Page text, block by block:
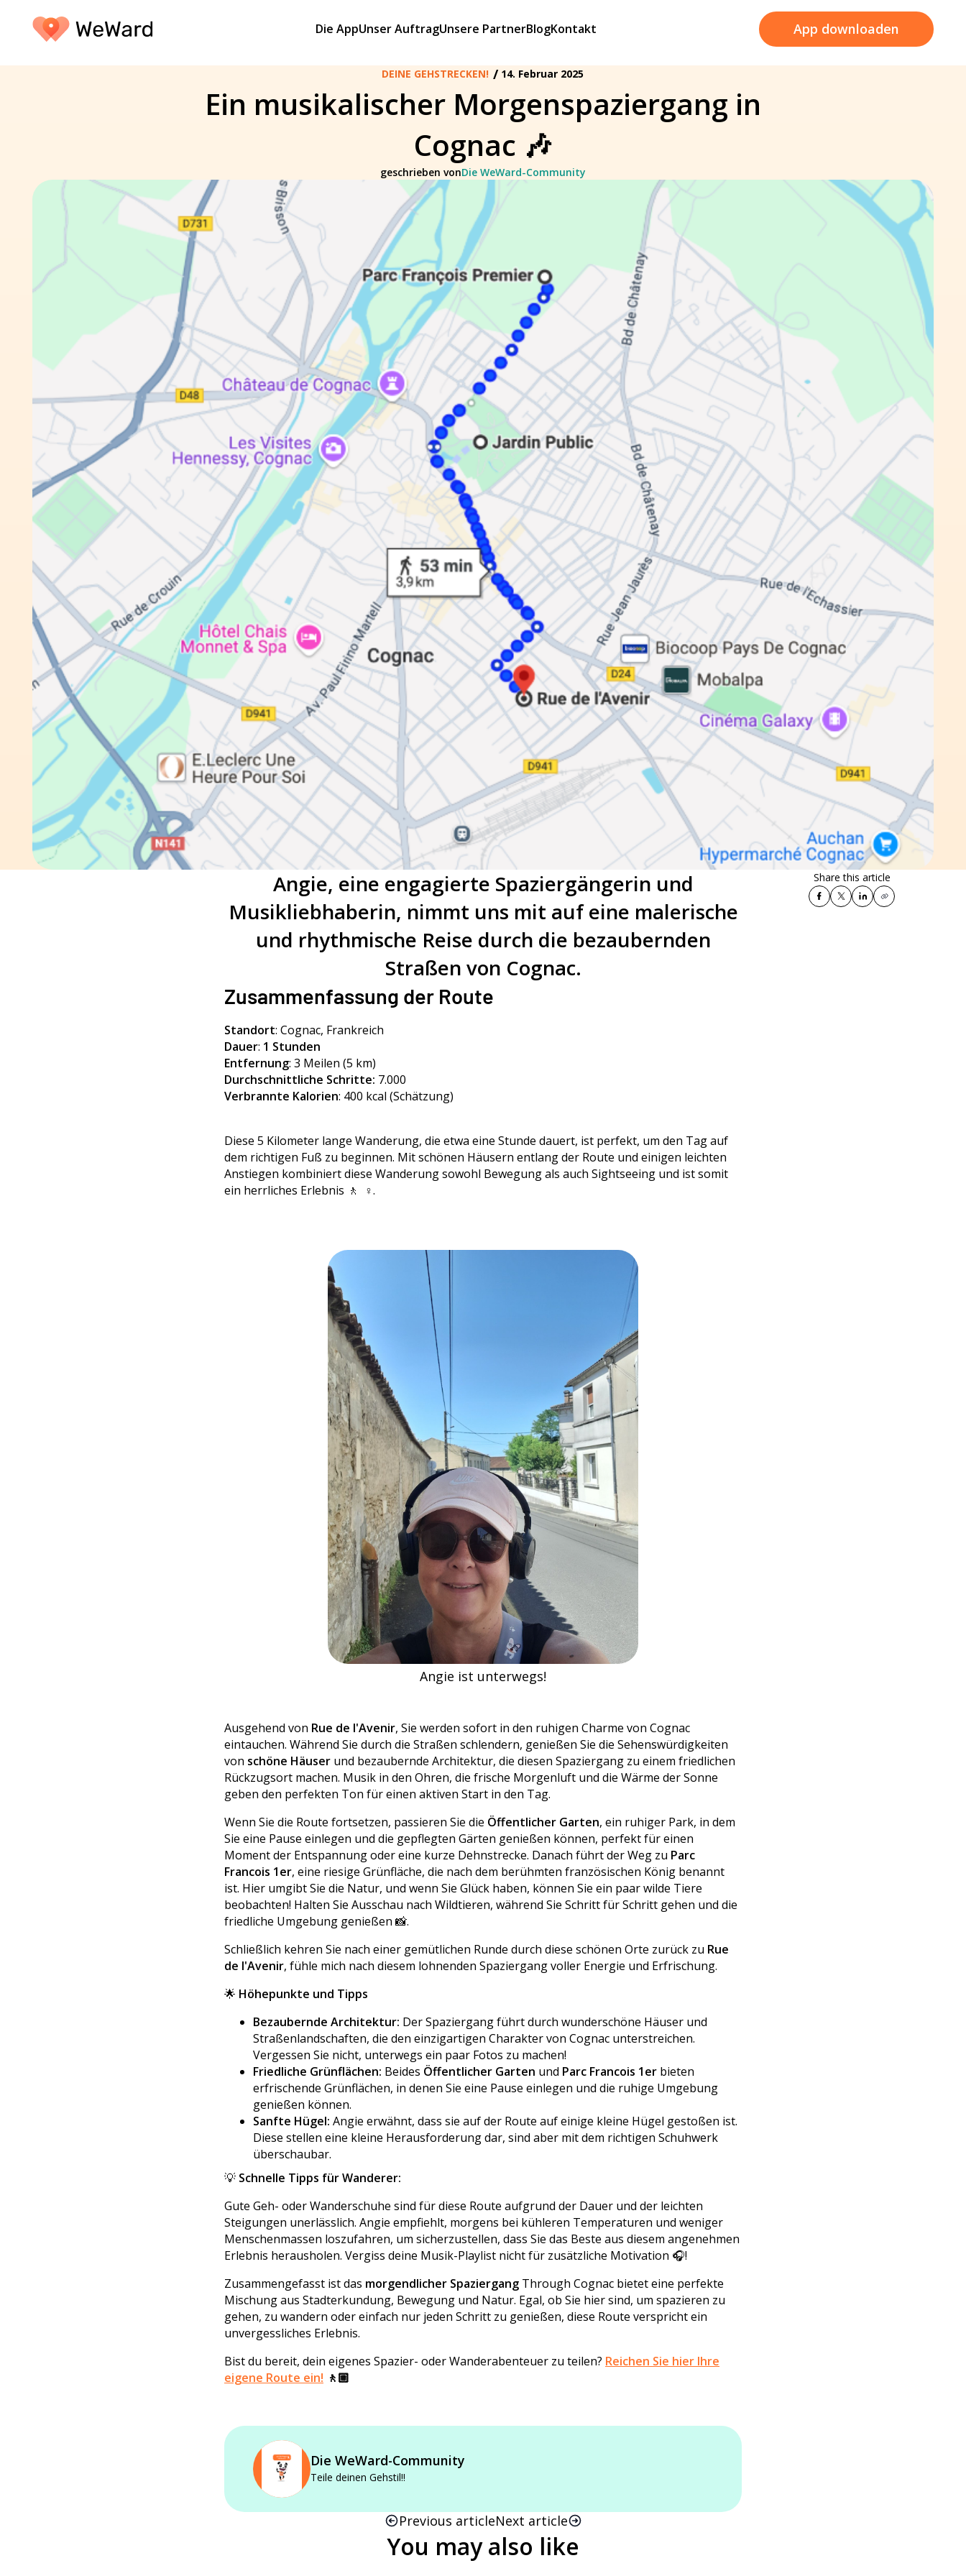
Die AppUnser AuftragUnsere PartnerBlogKontakt App downloaden
DEINE GEHSTRECKEN! / 14. Februar 2025
Ein musikalischer Morgenspaziergang in
Cognac 🎶
geschrieben vonDie WeWard-Community
Angie, eine engagierte Spaziergängerin und
Musikliebhaberin, nimmt uns mit auf eine malerische
und rhythmische Reise durch die bezaubernden
Straßen von Cognac.
Zusammenfassung der Route
Standort: Cognac, Frankreich
Dauer: 1 Stunden
Entfernung: 3 Meilen (5 km)
Durchschnittliche Schritte: 7.000
Verbrannte Kalorien: 400 kcal (Schätzung)
Diese 5 Kilometer lange Wanderung, die etwa eine Stunde dauert, ist perfekt, um den Tag auf
dem richtigen Fuß zu beginnen. Mit schönen Häusern entlang der Route und einigen leichten
Anstiegen kombiniert diese Wanderung sowohl Bewegung als auch Sightseeing und ist somit
ein herrliches Erlebnis 🚶 ‍ ♀️.
Angie ist unterwegs!
Ausgehend von Rue de l'Avenir, Sie werden sofort in den ruhigen Charme von Cognac
eintauchen. Während Sie durch die Straßen schlendern, genießen Sie die Sehenswürdigkeiten
von schöne Häuser und bezaubernde Architektur, die diesen Spaziergang zu einem friedlichen
Rückzugsort machen. Musik in den Ohren, die frische Morgenluft und die Wärme der Sonne
geben den perfekten Ton für einen aktiven Start in den Tag.
Wenn Sie die Route fortsetzen, passieren Sie die Öffentlicher Garten, ein ruhiger Park, in dem
Sie eine Pause einlegen und die gepflegten Gärten genießen können, perfekt für einen
Moment der Entspannung oder eine kurze Dehnstrecke. Danach führt der Weg zu Parc
Francois 1er, eine riesige Grünfläche, die nach dem berühmten französischen König benannt
ist. Hier umgibt Sie die Natur, und wenn Sie Glück haben, können Sie ein paar wilde Tiere
beobachten! Halten Sie Ausschau nach Wildtieren, während Sie Schritt für Schritt gehen und die
friedliche Umgebung genießen 📸.
Schließlich kehren Sie nach einer gemütlichen Runde durch diese schönen Orte zurück zu Rue
de l'Avenir, fühle mich nach diesem lohnenden Spaziergang voller Energie und Erfrischung.
🌟 Höhepunkte und Tipps
Bezaubernde Architektur: Der Spaziergang führt durch wunderschöne Häuser und
Straßenlandschaften, die den einzigartigen Charakter von Cognac unterstreichen.
Vergessen Sie nicht, unterwegs ein paar Fotos zu machen!
Friedliche Grünflächen: Beides Öffentlicher Garten und Parc Francois 1er bieten
erfrischende Grünflächen, in denen Sie eine Pause einlegen und die ruhige Umgebung
genießen können.
Sanfte Hügel: Angie erwähnt, dass sie auf der Route auf einige kleine Hügel gestoßen ist.
Diese stellen eine kleine Herausforderung dar, sind aber mit dem richtigen Schuhwerk
überschaubar.
💡 Schnelle Tipps für Wanderer:
Gute Geh- oder Wanderschuhe sind für diese Route aufgrund der Dauer und der leichten
Steigungen unerlässlich. Angie empfiehlt, morgens bei kühleren Temperaturen und weniger
Menschenmassen loszufahren, um sicherzustellen, dass Sie das Beste aus diesem angenehmen
Erlebnis herausholen. Vergiss deine Musik-Playlist nicht für zusätzliche Motivation 🎧!
Zusammengefasst ist das morgendlicher Spaziergang Through Cognac bietet eine perfekte
Mischung aus Stadterkundung, Bewegung und Natur. Egal, ob Sie hier sind, um spazieren zu
gehen, zu wandern oder einfach nur jeden Schritt zu genießen, diese Route verspricht ein
unvergessliches Erlebnis.
Bist du bereit, dein eigenes Spazier- oder Wanderabenteuer zu teilen? Reichen Sie hier Ihre
eigene Route ein! 🚶🏼
Die WeWard-Community
Teile deinen Gehstil!!
Previous articleNext article
Share this article
You may also like